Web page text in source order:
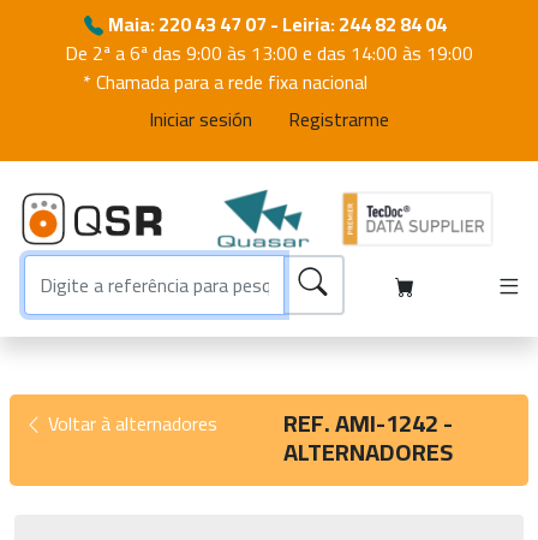
Maia: 220 43 47 07 - Leiria: 244 82 84 04
De 2ª a 6ª das 9:00 às 13:00 e das 14:00 às 19:00
* Chamada para a rede fixa nacional
Iniciar sesión
Registrarme
Voltar à alternadores REF. AMI-1242 -
ALTERNADORES